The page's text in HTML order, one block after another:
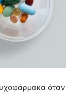
όταν